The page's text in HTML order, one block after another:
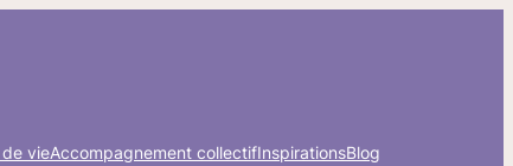
vieAccompagnement collectifInspirationsBlog